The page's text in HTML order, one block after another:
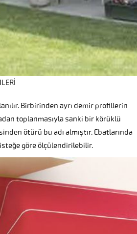
Birbirinden ayrı demir profillerin
toplanmasıyla sanki bir körüklü
ötürü bu adı almıştır. Ebatlarında
göre ölçülendirilebilir.